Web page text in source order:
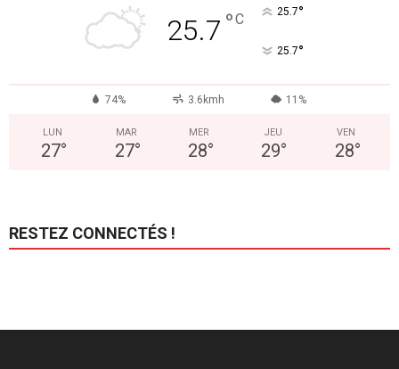
25.7 °C 25.7°
25.7°
74% 3.6kmh 11%
LUN
27°
MAR
27°
MER
28°
JEU
29°
VEN
28°
RESTEZ CONNECTÉS !